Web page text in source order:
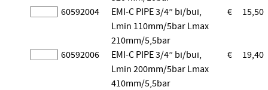
60592004
EMI-C PIPE 3/4” bi/bui,
Lmin 110mm/5bar Lmax
210mm/5,5bar
€ 15,50
60592006
EMI-C PIPE 3/4” bi/bui,
Lmin 200mm/5bar Lmax
410mm/5,5bar
€ 19,40